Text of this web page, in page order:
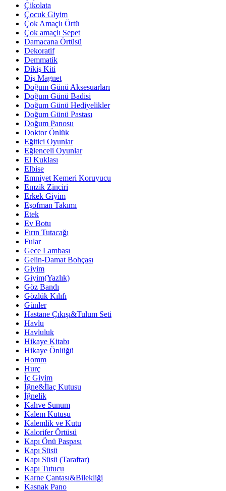
Çikolata
Çocuk Giyim
Çok Amaçlı Örtü
Çok amaçlı Sepet
Damacana Örtüsü
Dekoratif
Demmatik
Dikiş Kiti
Diş Magnet
Doğum Günü Aksesuarları
Doğum Günü Badisi
Doğum Günü Hediyelikler
Doğum Günü Pastası
Doğum Panosu
Doktor Önlük
Eğitici Oyunlar
Eğlenceli Oyunlar
El Kuklası
Elbise
Emniyet Kemeri Koruyucu
Emzik Zinciri
Erkek Giyim
Eşofman Takımı
Etek
Ev Botu
Fırın Tutacağı
Fular
Gece Lambası
Gelin-Damat Bohçası
Giyim
Giyim(Yazlık)
Göz Bandı
Gözlük Kılıfı
Günler
Hastane Çıkışı&Tulum Seti
Havlu
Havluluk
Hikaye Kitabı
Hikaye Önlüğü
Homm
Hurç
İç Giyim
İğne&İlaç Kutusu
İğnelik
Kahve Sunum
Kalem Kutusu
Kalemlik ve Kutu
Kalorifer Örtüsü
Kapı Önü Paspası
Kapı Süsü
Kapı Süsü (Taraftar)
Kapı Tutucu
Karne Çantası&Bilekliği
Kasnak Pano